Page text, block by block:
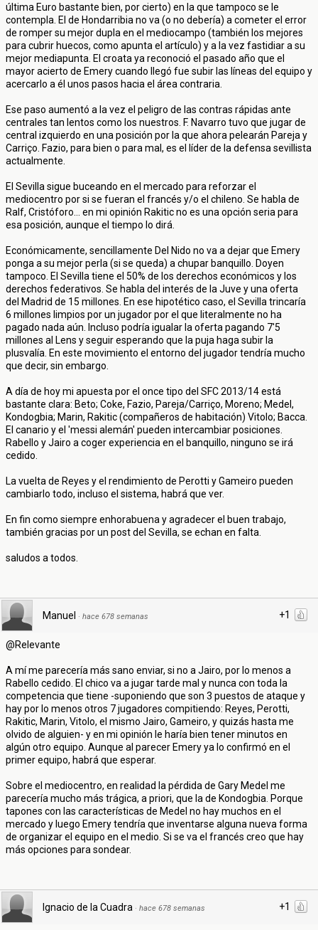
última Euro bastante bien, por cierto) en la que tampoco se le
contempla. El de Hondarribia no va (o no debería) a cometer el error
de romper su mejor dupla en el mediocampo (también los mejores
para cubrir huecos, como apunta el artículo) y a la vez fastidiar a su
mejor mediapunta. El croata ya reconoció el pasado año que el
mayor acierto de Emery cuando llegó fue subir las líneas del equipo y
acercarlo a él unos pasos hacia el área contraria.
Ese paso aumentó a la vez el peligro de las contras rápidas ante
centrales tan lentos como los nuestros. F. Navarro tuvo que jugar de
central izquierdo en una posición por la que ahora pelearán Pareja y
Carriço. Fazio, para bien o para mal, es el líder de la defensa sevillista
actualmente.
El Sevilla sigue buceando en el mercado para reforzar el
mediocentro por si se fueran el francés y/o el chileno. Se habla de
Ralf, Cristóforo... en mi opinión Rakitic no es una opción seria para
esa posición, aunque el tiempo lo dirá.
Económicamente, sencillamente Del Nido no va a dejar que Emery
ponga a su mejor perla (si se queda) a chupar banquillo. Doyen
tampoco. El Sevilla tiene el 50% de los derechos económicos y los
derechos federativos. Se habla del interés de la Juve y una oferta
del Madrid de 15 millones. En ese hipotético caso, el Sevilla trincaría
6 millones limpios por un jugador por el que literalmente no ha
pagado nada aún. Incluso podría igualar la oferta pagando 7'5
millones al Lens y seguir esperando que la puja haga subir la
plusvalía. En este movimiento el entorno del jugador tendría mucho
que decir, sin embargo.
A día de hoy mi apuesta por el once tipo del SFC 2013/14 está
bastante clara: Beto; Coke, Fazio, Pareja/Carriço, Moreno; Medel,
Kondogbia; Marin, Rakitic (compañeros de habitación) Vitolo; Bacca.
El canario y el 'messi alemán' pueden intercambiar posiciones.
Rabello y Jairo a coger experiencia en el banquillo, ninguno se irá
cedido.
La vuelta de Reyes y el rendimiento de Perotti y Gameiro pueden
cambiarlo todo, incluso el sistema, habrá que ver.
En fin como siempre enhorabuena y agradecer el buen trabajo,
también gracias por un post del Sevilla, se echan en falta.
saludos a todos.
+1
Manuel · hace 678 semanas
@Relevante
A mí me parecería más sano enviar, si no a Jairo, por lo menos a
Rabello cedido. El chico va a jugar tarde mal y nunca con toda la
competencia que tiene -suponiendo que son 3 puestos de ataque y
hay por lo menos otros 7 jugadores compitiendo: Reyes, Perotti,
Rakitic, Marin, Vitolo, el mismo Jairo, Gameiro, y quizás hasta me
olvido de alguien- y en mi opinión le haría bien tener minutos en
algún otro equipo. Aunque al parecer Emery ya lo confirmó en el
primer equipo, habrá que esperar.
Sobre el mediocentro, en realidad la pérdida de Gary Medel me
parecería mucho más trágica, a priori, que la de Kondogbia. Porque
tapones con las características de Medel no hay muchos en el
mercado y luego Emery tendría que inventarse alguna nueva forma
de organizar el equipo en el medio. Si se va el francés creo que hay
más opciones para sondear.
+1
Ignacio de la Cuadra · hace 678 semanas